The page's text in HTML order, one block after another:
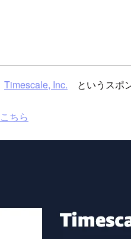
Timescale, Inc. というスポ
こちら